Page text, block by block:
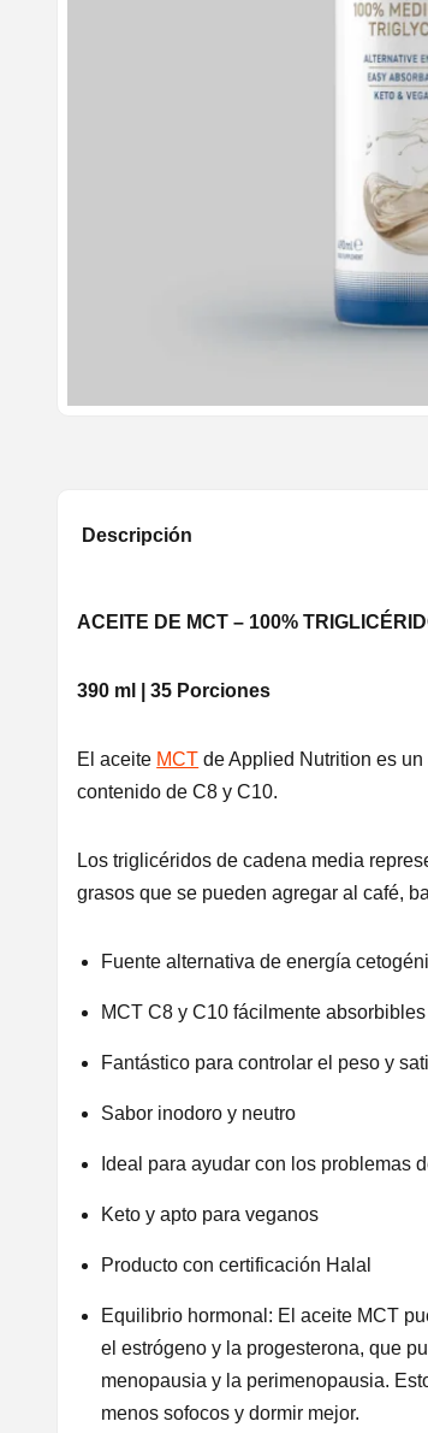
Descripción
ACEITE DE MCT – 100%
390 ml | 35 Porciones
El aceite MCT de Applied Nutrition es
contenido de C8 y C10.
Los triglicéridos de cadena media
grasos que se pueden agregar al café,
Fuente alternativa de energía
MCT C8 y C10 fácilmente absorbibles
Fantástico para controlar el peso y
Sabor inodoro y neutro
Ideal para ayudar con los problemas
Keto y apto para veganos
Producto con certificación Halal
Equilibrio hormonal: El aceite MCT
el estrógeno y la progesterona, que
menopausia y la perimenopausia.
menos sofocos y dormir mejor.